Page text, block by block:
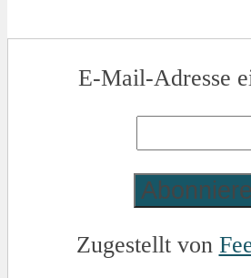
E-Mail-Adresse
Zugestellt von